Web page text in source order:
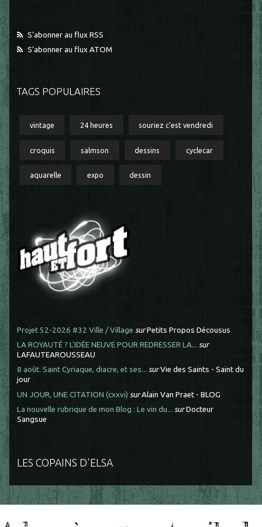
S'abonner au flux RSS
S'abonner au flux ATOM
TAGS POPULAIRES
vintage 24 heures souriez c'est vendredi
croquis salmson dessins cyclecar
aquarelle expo dessin
Projet 52-2026 #32 Ville / Village surPetits Propos Décousus
LA ROYAUTÉ ? L'IDÉE NEUVE POUR REDRESSER LA... sur
LAFAUTEAROUSSEAU
8 août. Saint Cyriaque, diacre, et ses... surVie des Saints - Saint du
jour
UN JOUR, UNE CITATION (cxxvi) surAlain Van Praet - BLOG
La nouvelle rubrique de mon Blog : Le vin du... surDocteur
Sangsue
LES COPAINS D'ELSA